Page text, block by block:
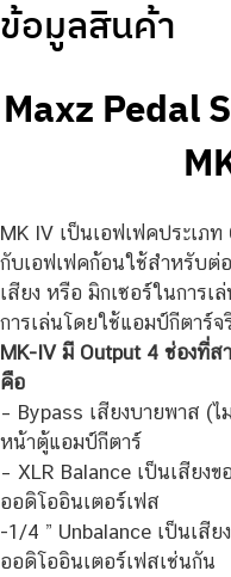
ข้อมูลสินค้า
Maxz Pedal
MK IV เป็นเอฟเฟคประเภ
กับเอฟเฟคก้อนใช้สำหรับต่
เสียง หรือ มิกเซอร์ในการ
การเล่นโดยใช้แอมป์กีตาร์จ
MK-IV มี Output 4 ช่องที่
คือ
– Bypass เสียงบายพาส (ไ
หน้าตู้แอมป์กีตาร์
– XLR Balance เป็นเสียง
ออดิโออินเตอร์เฟส
-1/4 ” Unbalance เป็นเสีย
ออดิโออินเตอร์เฟสเช่นกัน